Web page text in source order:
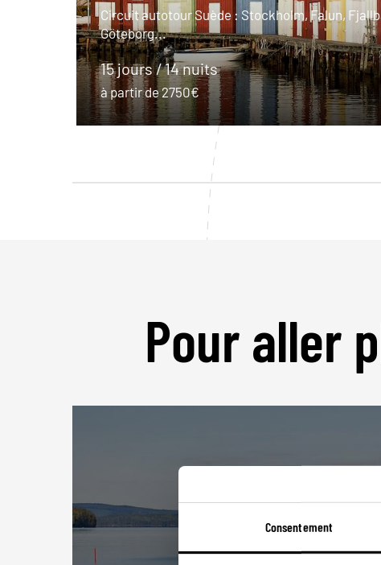
Consentement
Circuit autotour Suède : Stockholm, Falun,
Göteborg...
15 jours / 14 nuits
à partir de 2750€
Pour aller